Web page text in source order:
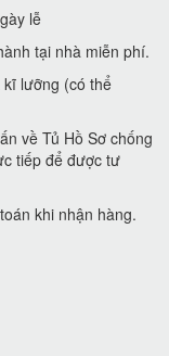
lễ
tại nhà miễn phí.
lưỡng (có thể
về Tủ Hồ Sơ chống
tiếp để được tư
khi nhận hàng.